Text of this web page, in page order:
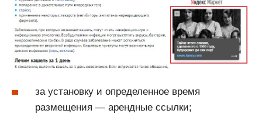
за установку и определенное время
размещения — арендные ссылки;